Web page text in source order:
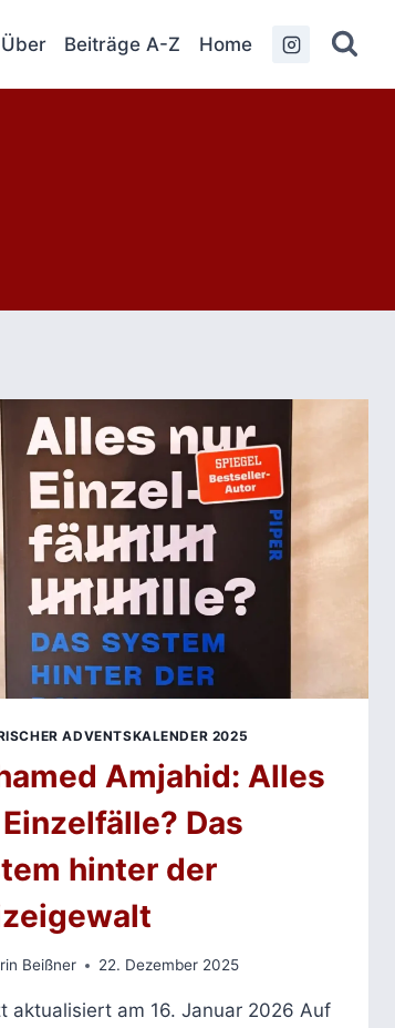
Über Beiträge A-Z Home
ADVENTSKALENDER 2025
Amjahid: Alles
Das
hinter der
Beißner 22. Dezember 2025
aktualisiert am 16. Januar 2026 Auf